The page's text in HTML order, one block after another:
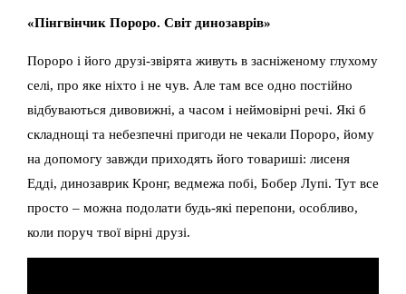
«Пінгвінчик Пороро. Світ динозаврів»
Пороро і його друзі-звірята живуть в засніженому глухому
селі, про яке ніхто і не чув. Але там все одно постійно
відбуваються дивовижні, а часом і неймовірні речі. Які б
складнощі та небезпечні пригоди не чекали Пороро, йому
на допомогу завжди приходять його товариші: лисеня
Едді, динозаврик Кронг, ведмежа побі, Бобер Лупі. Тут все
просто – можна подолати будь-які перепони, особливо,
коли поруч твої вірні друзі.